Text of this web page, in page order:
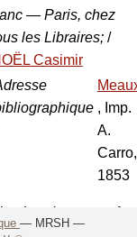
— Paris, chez
les Libraires; /
Casimir
, Imp.
A.
Carro,
1853
de
1
— MRSH —